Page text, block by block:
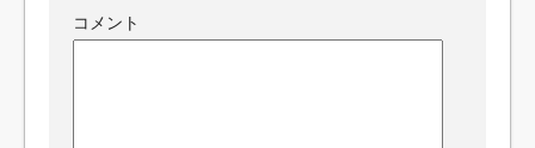
コメント